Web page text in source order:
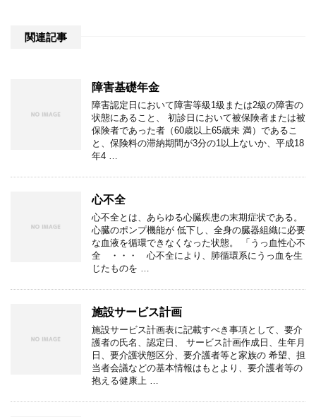
関連記事
障害基礎年金
障害認定日において障害等級1級または2級の障害の
状態にあること、 初診日において被保険者または被
保険者であった者（60歳以上65歳未 満）であるこ
と、保険料の滞納期間が3分の1以上ないか、平成18
年4 …
心不全
心不全とは、あらゆる心臓疾患の末期症状である。
心臓のポンプ機能が 低下し、全身の臓器組織に必要
な血液を循環できなくなった状態。 「うっ血性心不
全 ・・・ 心不全により、肺循環系にうっ血を生
じたものを …
施設サービス計画
施設サービス計画表に記載すべき事項として、要介
護者の氏名、認定日、 サービス計画作成日、生年月
日、要介護状態区分、要介護者等と家族の 希望、担
当者会議などの基本情報はもとより、要介護者等の
抱える健康上 …